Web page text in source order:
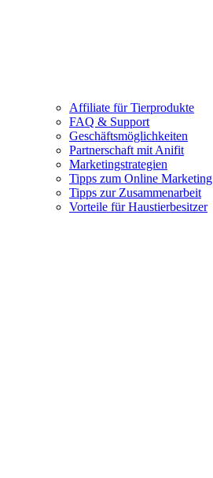
Affiliate für Tierprodukte
FAQ & Support
Geschäftsmöglichkeiten
Partnerschaft mit Anifit
Marketingstrategien
Tipps zum Online Marketing
Tipps zur Zusammenarbeit
Vorteile für Haustierbesitzer